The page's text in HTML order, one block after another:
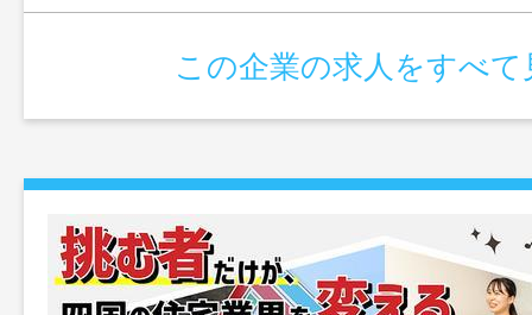
この企業の求人をすべて